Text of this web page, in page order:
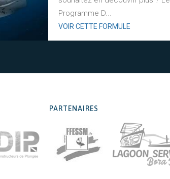
Programme D...
VOIR CETTE FORMULE
PARTENAIRES